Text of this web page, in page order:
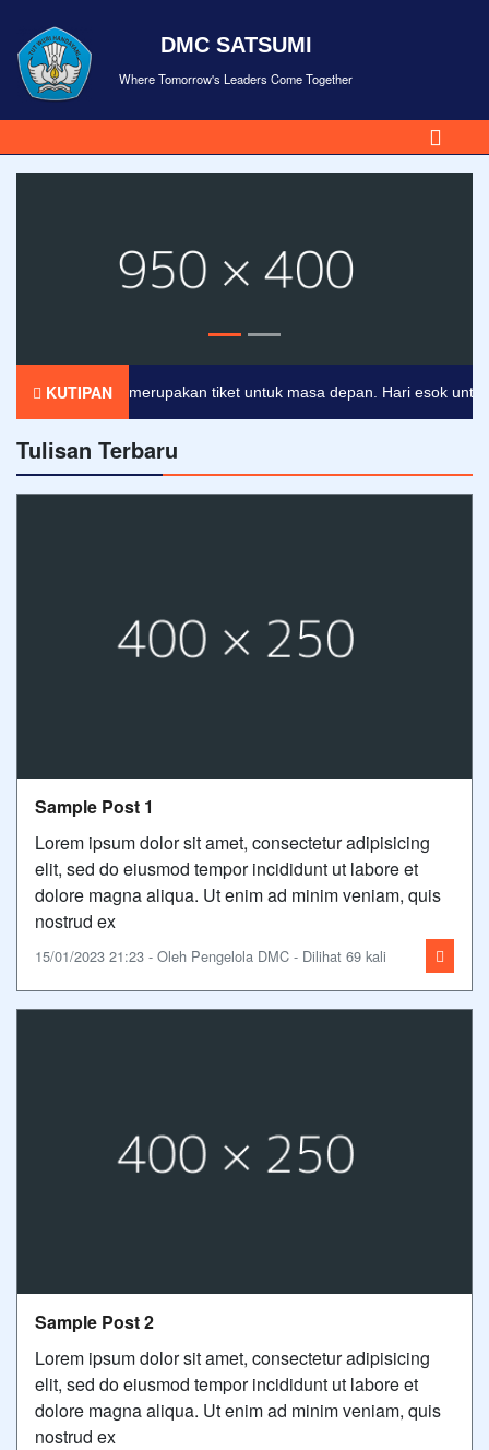
DMC SATSUMI
Where Tomorrow's Leaders Come Together
KUTIPAN
Pendidikan merupakan tiket untuk masa depan. Hari esok untuk
Tulisan Terbaru
Sample Post 1
Lorem ipsum dolor sit amet, consectetur adipisicing
elit, sed do eiusmod tempor incididunt ut labore et
dolore magna aliqua. Ut enim ad minim veniam, quis
nostrud ex
15/01/2023 21:23 - Oleh Pengelola DMC - Dilihat 69 kali
Sample Post 2
Lorem ipsum dolor sit amet, consectetur adipisicing
elit, sed do eiusmod tempor incididunt ut labore et
dolore magna aliqua. Ut enim ad minim veniam, quis
nostrud ex